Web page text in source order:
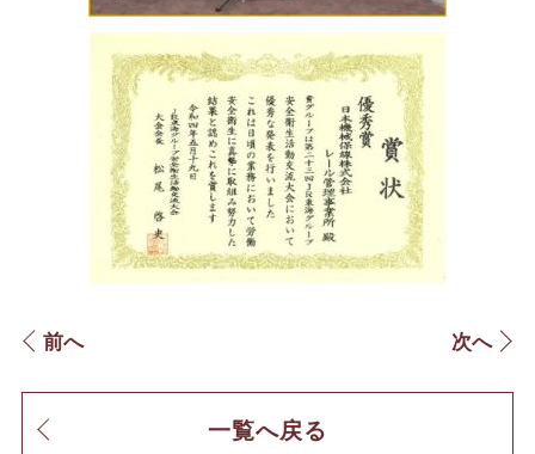
前へ 次へ
一覧へ戻る